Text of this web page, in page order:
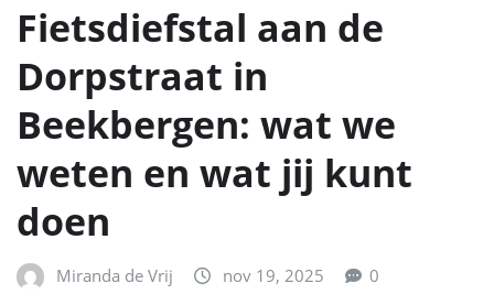
Fietsdiefstal aan de
Dorpstraat in
Beekbergen: wat we
weten en wat jij kunt
doen
Miranda de Vrij nov 19, 2025 0